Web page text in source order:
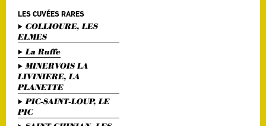
LES CUVÉES RARES
COLLIOURE, LES
ELMES
La Ruffe
MINERVOIS LA
LIVINIERE, LA
PLANETTE
PIC-SAINT-LOUP, LE
PIC